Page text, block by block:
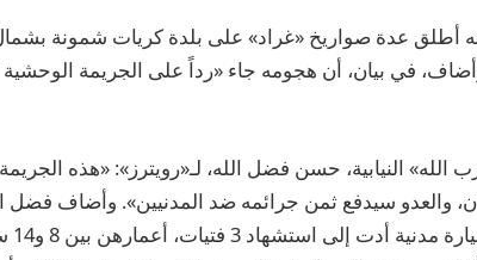
أطلق عدة صواريخ «غراد» على بلدة كريات شمونة
في بيان، أن هجومه جاء «رداً على الجريمة الوحشية
الله» النيابية، حسن فضل الله، لـ«رويترز»: «هذه
والعدو سيدفع ثمن جرائمه ضد المدنيين». وأضاف فضل